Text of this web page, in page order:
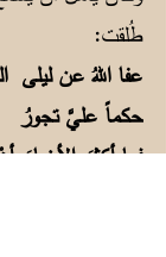
طُلقت:
عفا اللهُ عن
حكماً عليَّ تجورُ
فما أكثرَ